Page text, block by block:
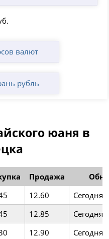
валют
рубль
юаня в
Продажа
12.60
Сегодня
12.85
Сегодня
12.90
Сегодня